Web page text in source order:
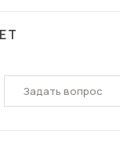
Задать вопрос